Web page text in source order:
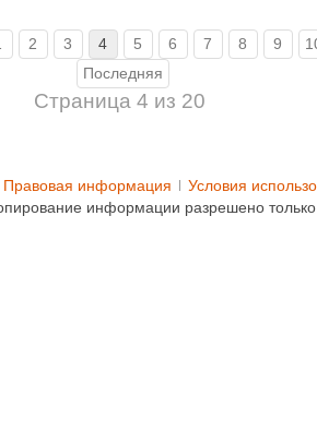
2 3 4 5 6 7 8 9
Последняя
Страница 4 из 20
Правовая информация
Условия
информации разрешено